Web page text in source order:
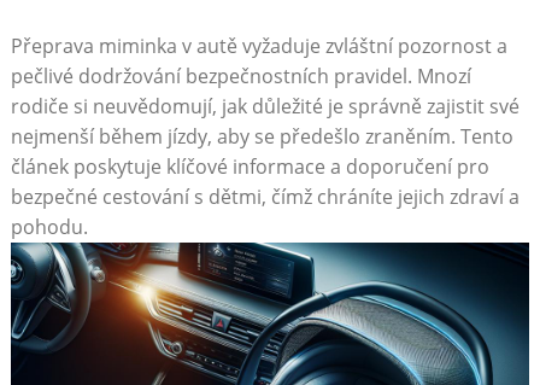
Přeprava miminka v autě vyžaduje zvláštní pozornost a
pečlivé dodržování bezpečnostních pravidel. Mnozí
rodiče si neuvědomují, jak důležité je správně zajistit své
nejmenší během jízdy, aby se předešlo zraněním. Tento
článek poskytuje klíčové informace a doporučení pro
bezpečné cestování s dětmi, čímž chráníte jejich zdraví a
pohodu.